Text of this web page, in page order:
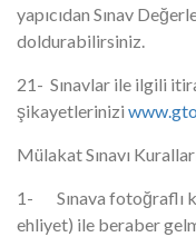
yapıcıdan Sınav
doldurabilirsiniz.
21- Sınavlar ile ilgili
şikayetlerinizi
Mülakat Sınavı
1- Sınava fotoğraflı
ehliyet) ile beraber